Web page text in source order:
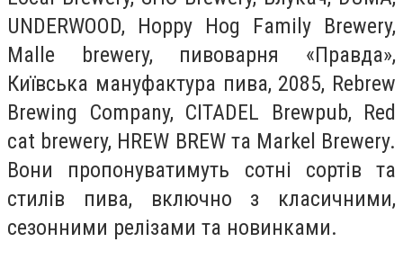
UNDERWOOD, Hoppy Hog Family Brewery,
Malle brewery, пивоварня «Правда»,
Київська мануфактура пива, 2085, Rebrew
Brewing Company, CITADEL Brewpub, Red
cat brewery, HREW BREW та Markel Brewery.
Вони пропонуватимуть сотні сортів та
стилів пива, включно з класичними,
сезонними релізами та новинками.